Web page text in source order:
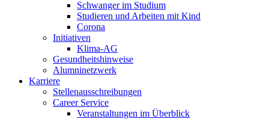
Schwanger im Studium
Studieren und Arbeiten mit Kind
Corona
Initiativen
Klima-AG
Gesundheitshinweise
Alumninetzwerk
Karriere
Stellenausschreibungen
Career Service
Veranstaltungen im Überblick